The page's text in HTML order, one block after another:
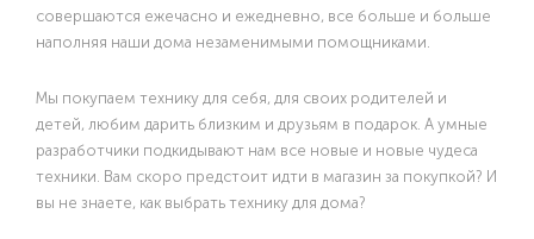
совершаются ежечасно и ежедневно, все больше и больше
наполняя наши дома незаменимыми помощниками.
Мы покупаем технику для себя, для своих родителей и
детей, любим дарить близким и друзьям в подарок. А умные
разработчики подкидывают нам все новые и новые чудеса
техники. Вам скоро предстоит идти в магазин за покупкой? И
вы не знаете, как выбрать технику для дома?